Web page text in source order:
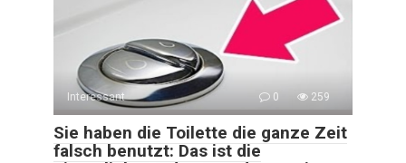
Interessant 0 259
Sie haben die Toilette die ganze Zeit
falsch benutzt: Das ist die